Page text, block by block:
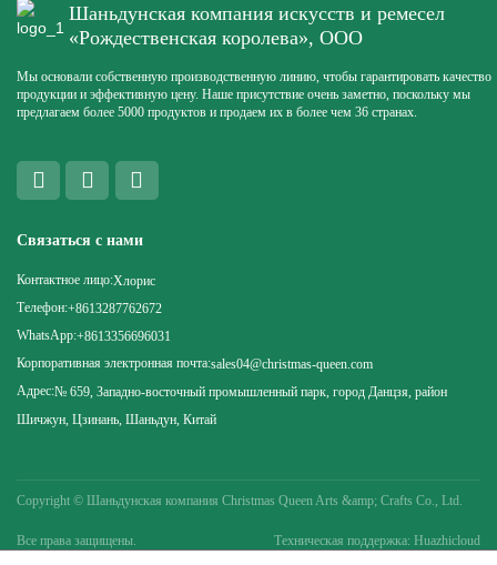
Шаньдунская компания искусств и ремесел
«Рождественская королева», ООО
Мы основали собственную производственную линию, чтобы гарантировать качество
продукции и эффективную цену. Наше присутствие очень заметно, поскольку мы
предлагаем более 5000 продуктов и продаем их в более чем 36 странах.
Связаться с нами
Контактное лицо:Хлорис
Телефон:+8613287762672
WhatsApp:+8613356696031
Корпоративная электронная почта:sales04@christmas-queen.com
Адрес:№ 659, Западно-восточный промышленный парк, город Данцзя, район
Шичжун, Цзинань, Шаньдун, Китай
Copyright © Шаньдунская компания Christmas Queen Arts &amp; Crafts Co., Ltd.
Все права защищены. Техническая поддержка: Huazhicloud